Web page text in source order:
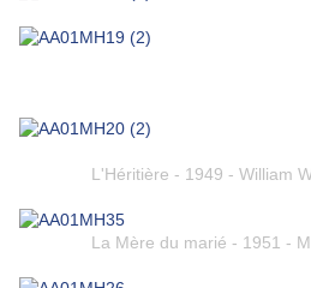
L'Héritière - 1949 - William
La Mère du marié - 1951 -